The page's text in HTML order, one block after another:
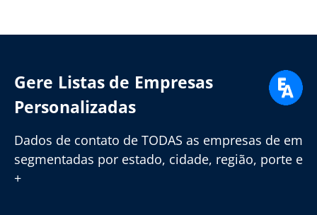
Gere Listas de Empresas
Personalizadas
Dados de contato de TODAS as empresas de em
segmentadas por estado, cidade, região, porte e
+